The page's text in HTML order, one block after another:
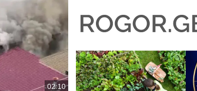
02:10
გადმოვასვენე... ბარამიძე კი
ტყუის"